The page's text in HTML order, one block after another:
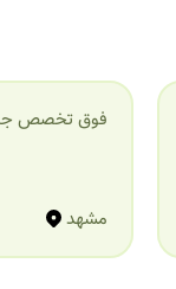
فوق تخصص
مشهد